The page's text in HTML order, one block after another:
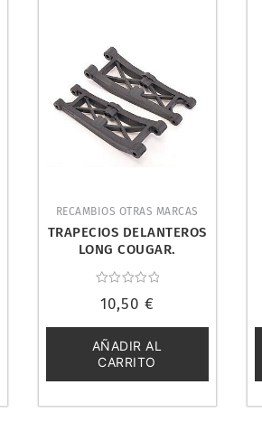
RECAMBIOS OTRAS MARCAS
TRAPECIOS DELANTEROS
LONG COUGAR.
con
de
5
10,50 €
AÑADIR AL
CARRITO